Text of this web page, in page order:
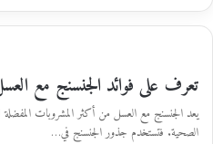
تعرف على فوائد الجنسنج مع
يعد الجنسنج مع العسل من أكثر المشروبات المفضلة
الصحية. فتستخدم جذور الجنسنج في…